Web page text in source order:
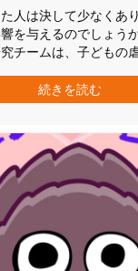
人は決して少なくあ
を与えるのでしょう
チームは、子どもの
いう調査を行いまし
の海馬の容積が成長
続きを読む